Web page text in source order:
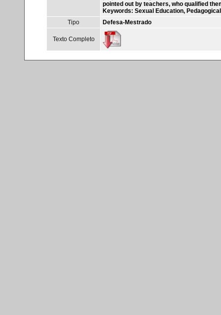
pointed out by teachers, who qualified
Keywords: Sexual Education,
Tipo
Defesa-Mestrado
Texto Completo